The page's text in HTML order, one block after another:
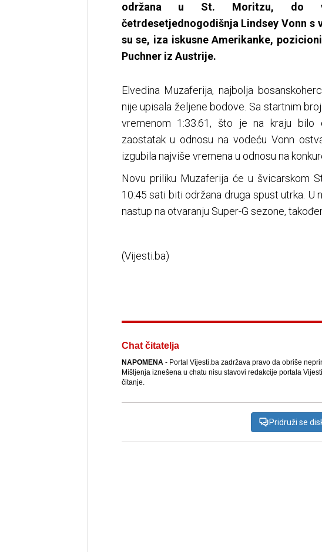
održana u St. Moritzu, do
četrdesetjednogodišnjaLindsey Vonn s
su se, iza iskusne Amerikanke,
Puchner iz Austrije.
Elvedina Muzaferija, najbolja
nije upisala željene bodove. Sa startnim
vremenom 1:33.61, što je na kraju bilo
zaostatak u odnosu na vodeću Vonn
izgubila najviše vremena u odnosu na
Novu priliku Muzaferija će u švicarskom
10:45 sati biti održana druga spust utrka. U
nastup na otvaranju Super-G sezone,
(Vijesti.ba)
Chat čitatelja
NAPOMENA- Portal Vijesti.ba zadržava pravo da obriše
Mišljenja iznešena u chatu nisu stavovi redakcije portala
čitanje.
Pridruži se